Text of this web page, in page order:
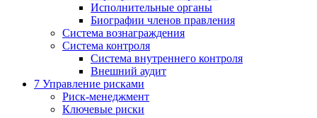
Исполнительные органы
Биографии членов правления
Система вознаграждения
Система контроля
Система внутреннего контроля
Внешний аудит
7 Управление рисками
Риск-менеджмент
Ключевые риски